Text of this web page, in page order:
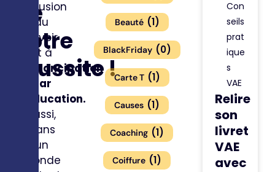
de
votre
réussite !
diffusion
du
savoir
et à
l’émancipation
par
l’éducation.
Aussi,
dans
un
monde
Beauté (1)
BlackFriday (0)
Carte T (1)
Causes (1)
Coaching (1)
Coiffure (1)
Con
seils
prat
ique
s
VAE
Relire
son
livret
VAE
avec